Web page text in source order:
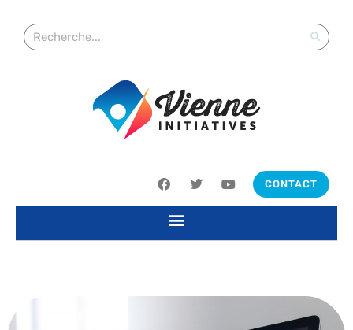
CONTACT